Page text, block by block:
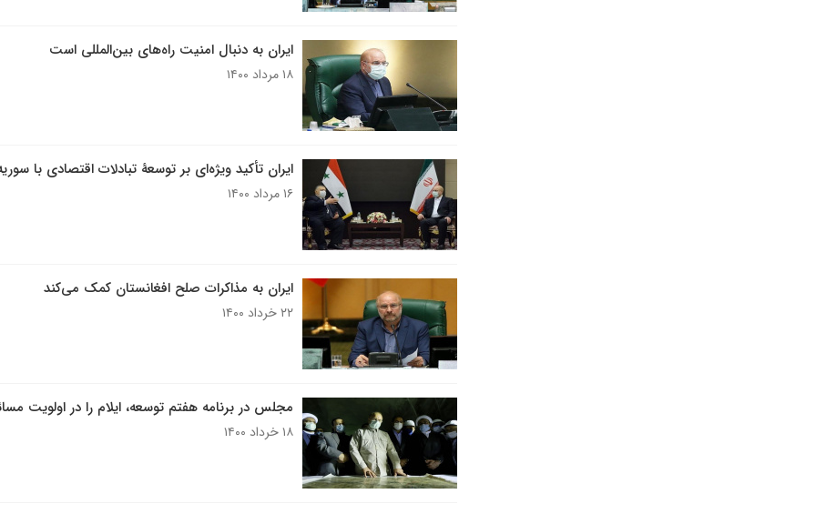
ایران به دنبال امنیت راه‌های بین‌المللی است
۱۸ مرداد ۱۴۰۰
ایران تأکید ویژه‌ای بر توسعۀ تبادلات اقتصادی با
۱۶ مرداد ۱۴۰۰
ایران به مذاکرات صلح افغانستان کمک می‌کند
۲۲ خرداد ۱۴۰۰
مجلس در برنامه هفتم توسعه، ایلام را ‌در اولویت
۱۸ خرداد ۱۴۰۰